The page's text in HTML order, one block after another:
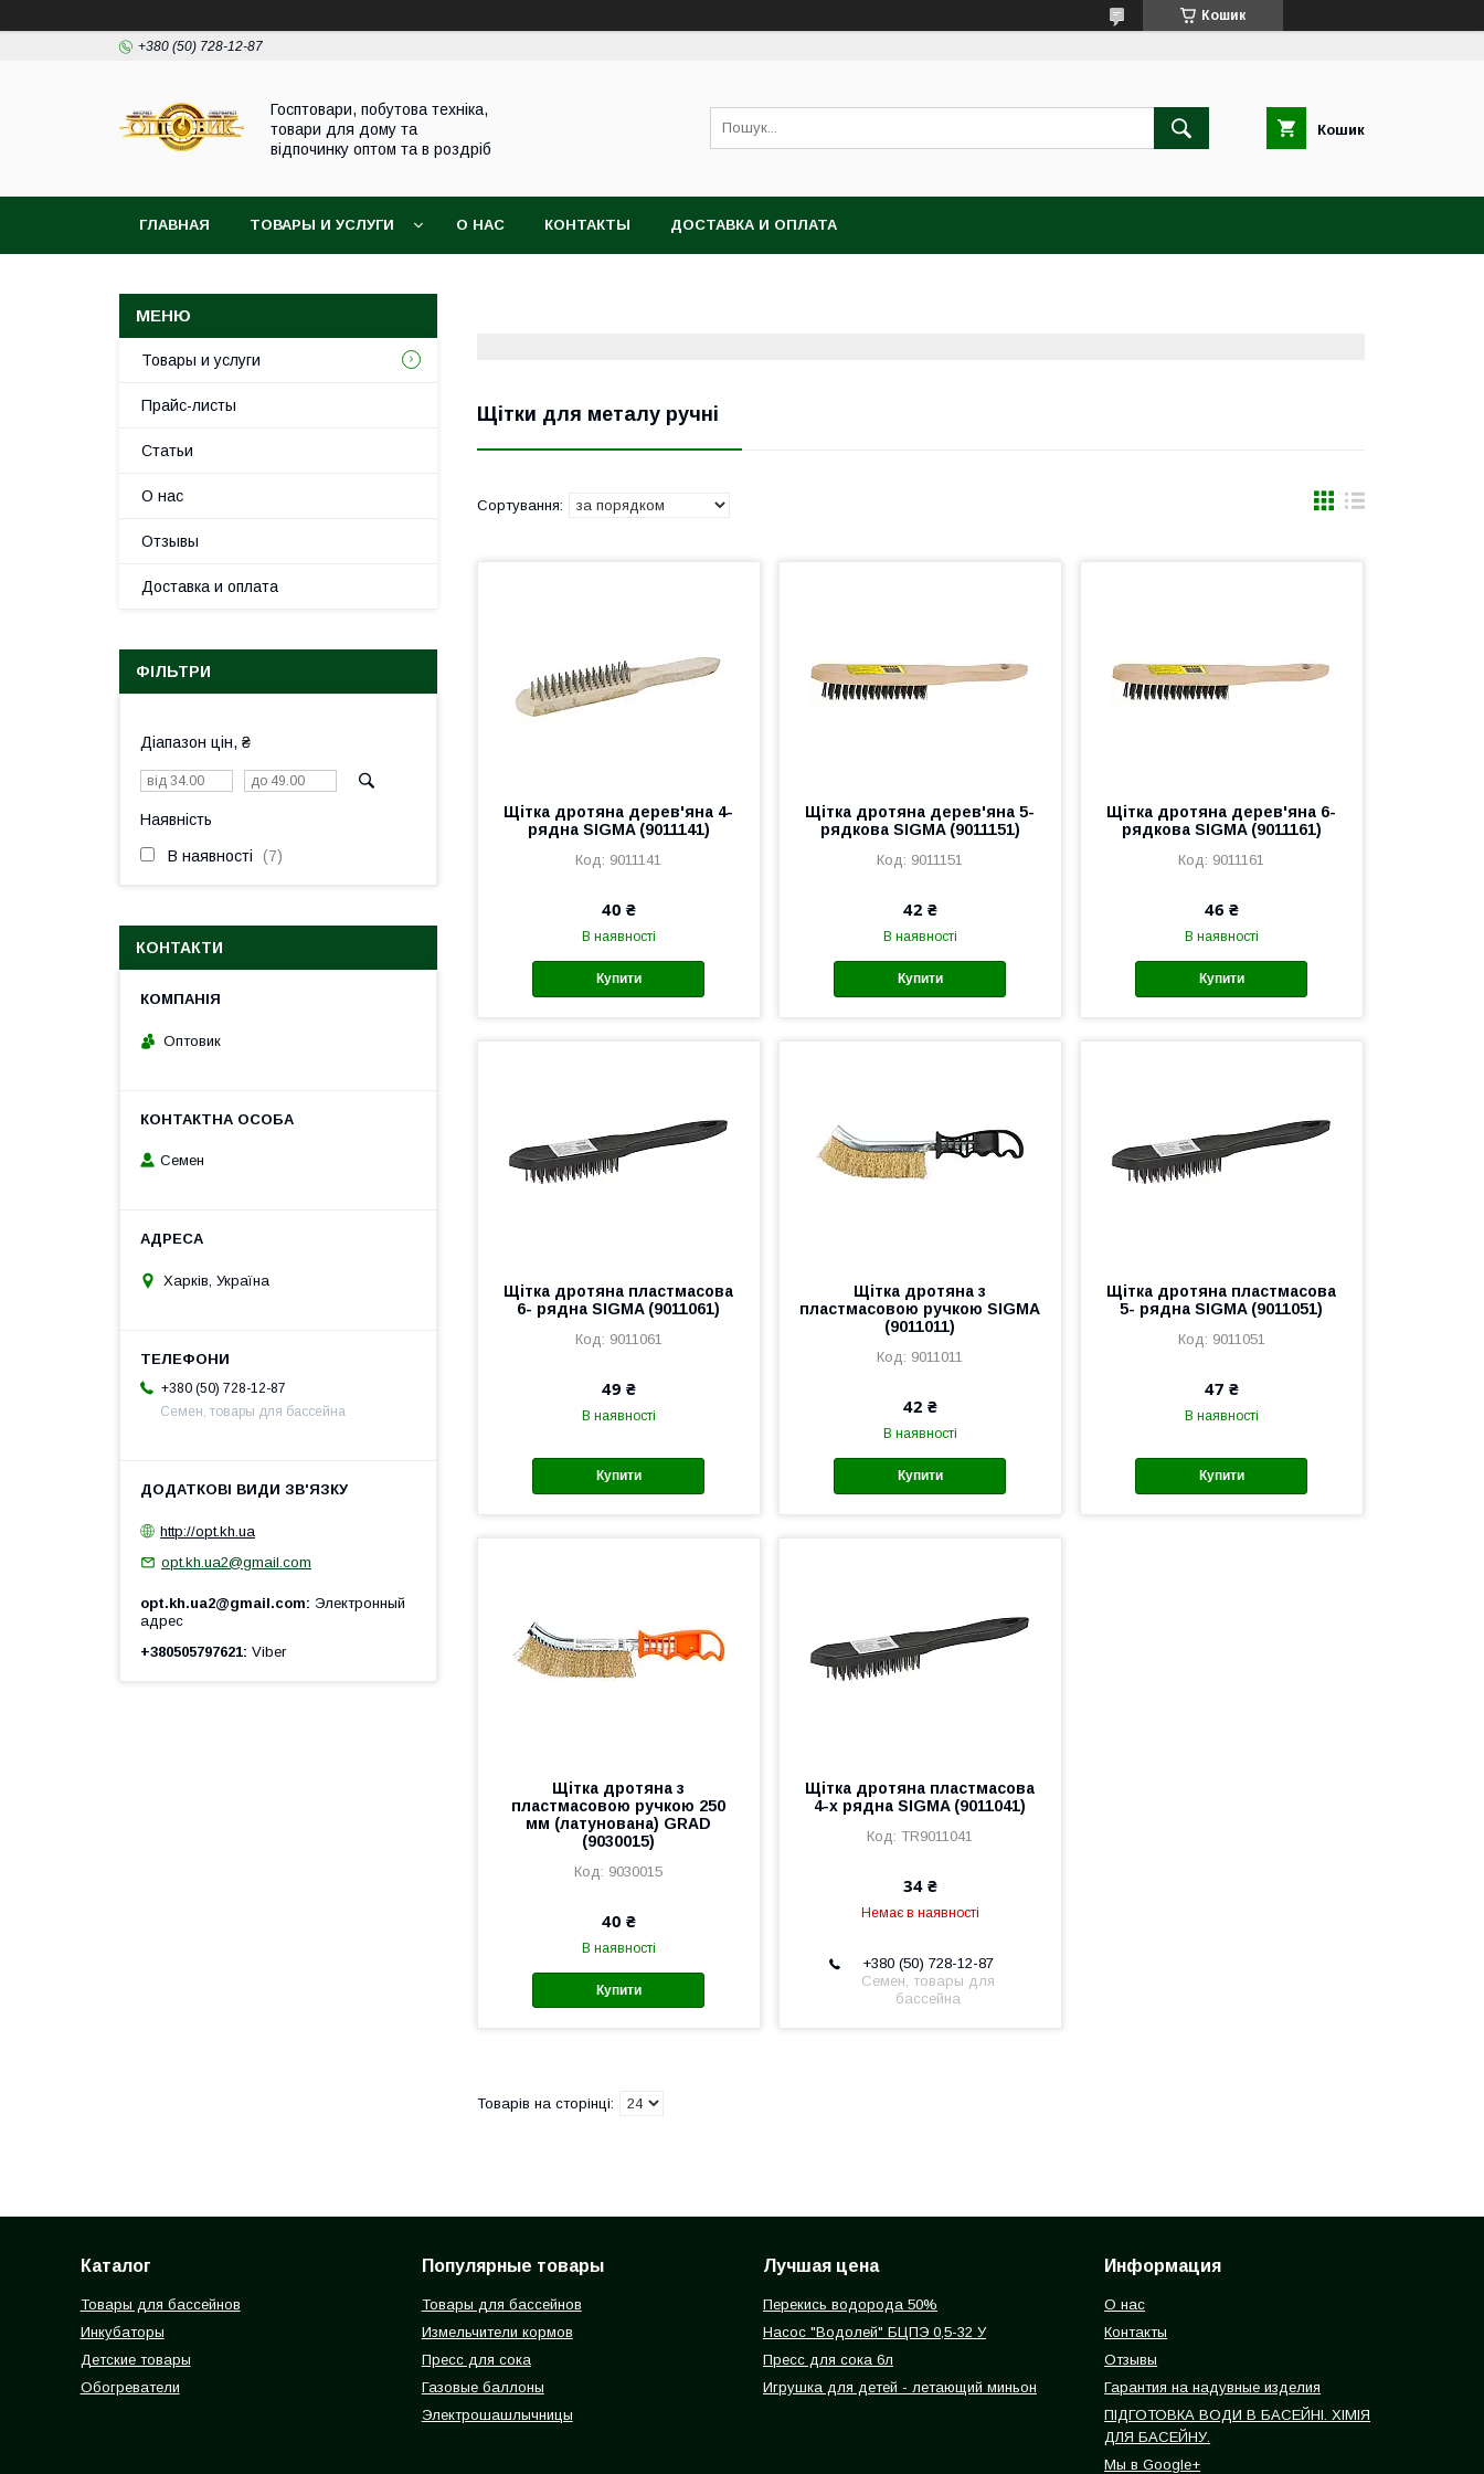
Кошик
+380 (50) 728-12-87
Госптовари, побутова техніка,
товари для дому та
відпочинку оптом та в роздріб
Кошик
ГЛАВНАЯ ТОВАРЫ И УСЛУГИ О НАС КОНТАКТЫ ДОСТАВКА И ОПЛАТА
Щітки для металу ручні
Щітка дротяна дерев'яна 4-
рядна SIGMA (9011141)
9011141
40 ₴
В наявності
Купити
Щітка дротяна дерев'яна 5-
рядкова SIGMA (9011151)
9011151
42 ₴
В наявності
Купити
Щітка дротяна дерев'яна 6-
рядкова SIGMA (9011161)
9011161
46 ₴
В наявності
Купити
Щітка дротяна пластмасова
6- рядна SIGMA (9011061)
9011061
49 ₴
В наявності
Купити
Щітка дротяна з
пластмасовою ручкою SIGMA
(9011011)
9011011
42 ₴
В наявності
Купити
Щітка дротяна пластмасова
5- рядна SIGMA (9011051)
9011051
47 ₴
В наявності
Купити
Щітка дротяна з
пластмасовою ручкою 250
мм (латунована) GRAD
(9030015)
9030015
40 ₴
В наявності
Купити
Щітка дротяна пластмасова
4-х рядна SIGMA (9011041)
TR9011041
34 ₴
Немає в наявності
+380 (50) 728-12-87
Семен, товары для
бассейна
Товары и услуги
Прайс-листы
Статьи
О нас
Отзывы
Доставка и оплата
ФІЛЬТРИ
Діапазон цін, ₴
Наявність
В наявності 7
КОНТАКТИ
Оптовик
Семен
Харків, Україна
+380 (50) 728-12-87
Семен, товары для бассейна
http://opt.kh.ua
opt.kh.ua2@gmail.com
opt.kh.ua2@gmail.com
Электронный
адрес
+380505797621 Viber
Каталог
Товары для бассейнов
Инкубаторы
Детские товары
Обогреватели
Популярные товары
Товары для бассейнов
Измельчители кормов
Пресс для сока
Газовые баллоны
Электрошашлычницы
Лучшая цена
Перекись водорода 50%
Насос "Водолей" БЦПЭ 0,5-32 У
Пресс для сока 6л
Игрушка для детей - летающий миньон
Информация
О нас
Контакты
Отзывы
Гарантия на надувные изделия
ПІДГОТОВКА ВОДИ В БАСЕЙНІ. ХІМІЯ
ДЛЯ БАСЕЙНУ.
Мы в Google+